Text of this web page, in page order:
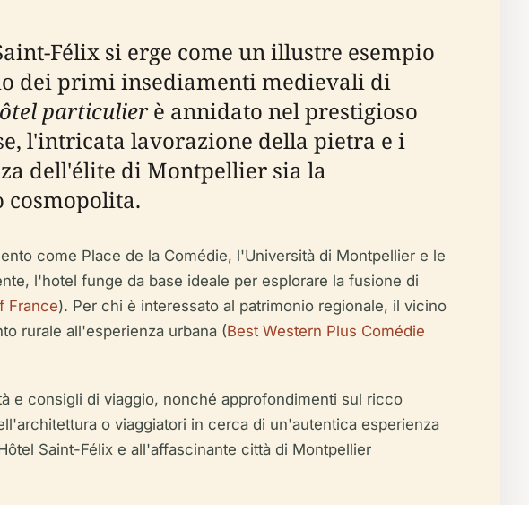
Félix si erge come un illustre esempio
dei primi insediamenti medievali di
particulierè annidato nel prestigioso
l'intricata lavorazione della pietra e i
dell'élite di Montpellier sia la
cosmopolita.
come Place de la Comédie, l'Università di Montpellier e le
l'hotel funge da base ideale per esplorare la fusione di
France). Per chi è interessato al patrimonio regionale, il vicino
rurale all'esperienza urbana (Best Western Plus Comédie
e consigli di viaggio, nonché approfondimenti sul ricco
o viaggiatori in cerca di un'autentica esperienza
Saint-Félix e all'affascinante città di Montpellier